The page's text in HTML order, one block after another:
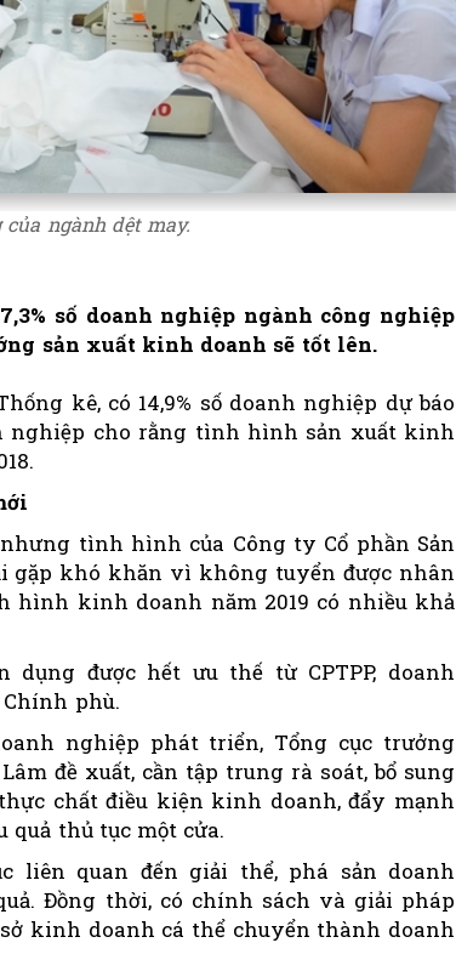
ngành dệt may.
số doanh nghiệp ngành công nghiệp
sản xuất kinh doanh sẽ tốt lên.
kê, có 14,9% số doanh nghiệp dự báo
nghiệp cho rằng tình hình sản xuất kinh
tình hình của Công ty Cổ phần Sản
gặp khó khăn vì không tuyển được nhân
hình kinh doanh năm 2019 có nhiều khả
được hết ưu thế từ CPTPP, doanh
phù.
nghiệp phát triển, Tổng cục trưởng
đề xuất, cần tập trung rà soát, bổ sung
chất điều kiện kinh doanh, đẩy mạnh
thủ tục một cửa.
liên quan đến giải thể, phá sản doanh
Đồng thời, có chính sách và giải pháp
kinh doanh cá thể chuyển thành doanh